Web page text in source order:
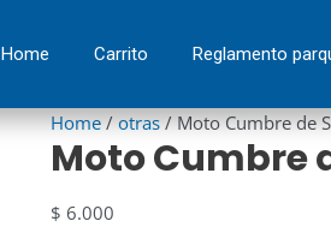
Home Carrito Reglamento
Home/otras/ Moto Cumbre de
Moto Cumbre
$ 6.000
Cumbre
quantity